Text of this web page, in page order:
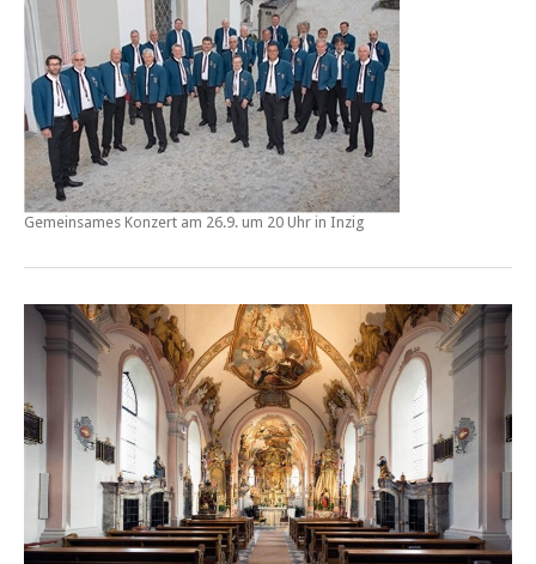
Gemeinsames Konzert am 26.9. um 20 Uhr in Inzig